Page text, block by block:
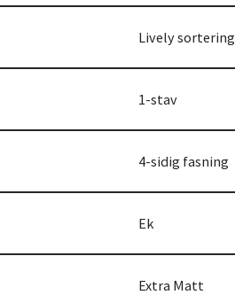
Lively sortering
1-stav
4-sidig fasning
Ek
Extra Matt